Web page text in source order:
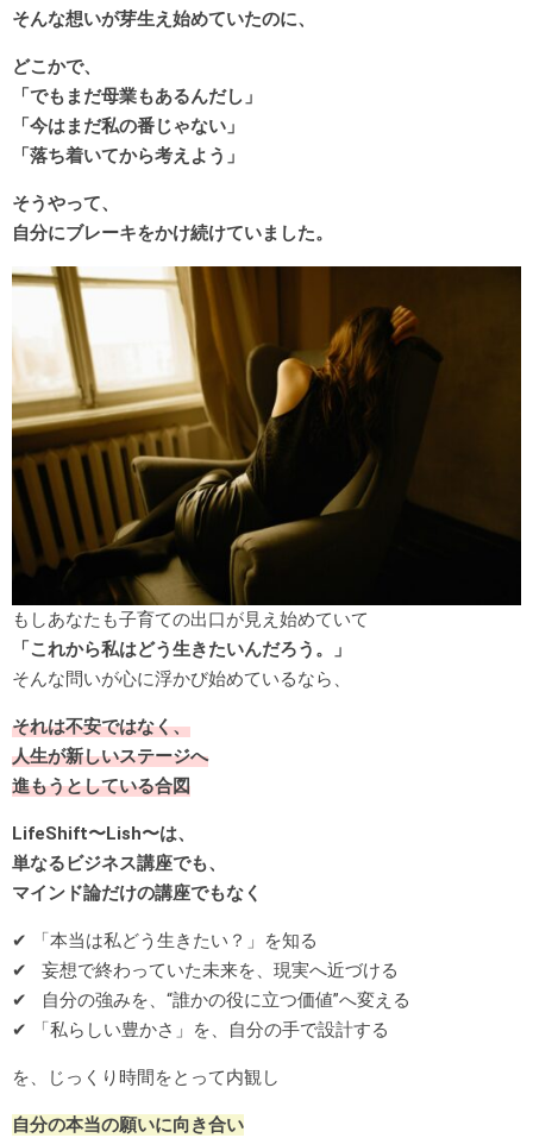
そんな想いが芽生え始めていたのに、
どこかで、
「でもまだ母業もあるんだし」
「今はまだ私の番じゃない」
「落ち着いてから考えよう」
そうやって、
自分にブレーキをかけ続けていました。
もしあなたも子育ての出口が見え始めていて
「これから私はどう生きたいんだろう。」
そんな問いが心に浮かび始めているなら、
それは不安ではなく、
人生が新しいステージへ
進もうとしている合図
LifeShift〜Lish〜は、
単なるビジネス講座でも、
マインド論だけの講座でもなく
✔ 「本当は私どう生きたい？」を知る
✔ 妄想で終わっていた未来を、現実へ近づける
✔ 自分の強みを、“誰かの役に立つ価値”へ変える
✔ 「私らしい豊かさ」を、自分の手で設計する
を、じっくり時間をとって内観し
自分の本当の願いに向き合い